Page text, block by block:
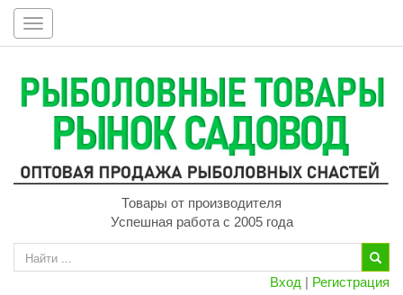
Toggle
navigation
Товары от производителя
Успешная работа с 2005 года
Вход | Регистрация